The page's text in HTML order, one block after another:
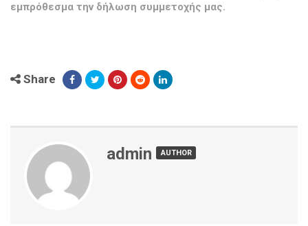
εμπρόθεσμα την δήλωση συμμετοχής μας.
Share
admin AUTHOR